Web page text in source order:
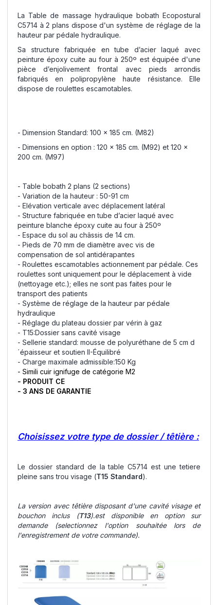
La Table de massage hydraulique bobath Ecopostural
C5714 à 2 plans dispose d'un système de réglage de la
hauteur par pédale hydraulique.
Sa structure fabriquée en tube d’acier laqué avec
peinture époxy cuite au four à 250º est équipée d'une
pièce d’enjolivement frontal avec pieds arrondis
fabriqués en polipropylène haute résistance. Elle
dispose de roulettes escamotables.
- Dimension Standard: 100 x 185 cm. (M82)
- Dimensions en option : 120 x 185 cm. (M92) et 120 x
200 cm. (M97)
- Table bobath 2 plans (2 sections)
- Variation de la hauteur : 50-91 cm
- Elévation verticale avec déplacement latéral
- Structure fabriquée en tube d’acier laqué avec
peinture blanche époxy cuite au four à 250º
- Espace du sol au châssis de 14 cm.
- Pieds de 70 mm de diamètre avec vis de
compensation de sol antidérapantes
- Roulettes escamotables actionnement par pédale. Ces
roulettes sont uniquement pour le déplacement à vide
(nettoyage etc.); elles ne sont pas faites pour le
transport des patients
- Système de réglage de la hauteur par pédale
hydraulique
- Réglage du plateau dossier par vérin à gaz
- T15:Dossier sans cavité visage
- Sellerie standard: mousse de polyuréthane de 5 cm d
´épaisseur et soutien II-Équilibré
- Charge maximale admissible:150 Kg
- Simili cuir ignifuge de catégorie M2
- PRODUIT CE
- 3 ANS DE GARANTIE
Choisissez votre type de dossier / têtière :
Le dossier standard de la table C5714 est une tetiere
pleine sans trou visage (T15 Standard).
La version avec têtière disposant d'une cavité visage et
bouchon inclus (T13).est disponible en option sur
demande(selectionnez l'option souhaitée lors de
l'enregistrement de votre commande).